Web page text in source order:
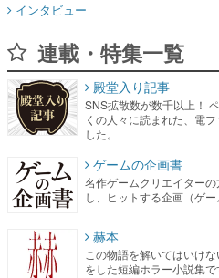
インタビュー
連載・特集一覧
殿堂入り記事
SNS拡散数が数千以上！
くの人々に読まれた、電
した。
ゲームの企画書
名作ゲームクリエイター
し、ヒットする企画（ゲ
赫本
この物語を解いてはいけ
をした短編ホラー小説集で